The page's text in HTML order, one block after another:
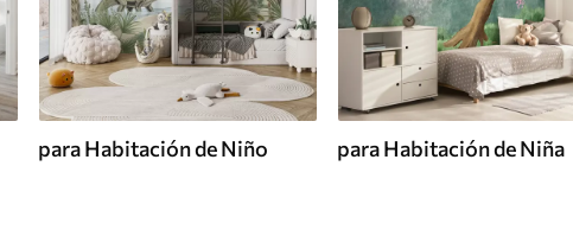
para Habitación de Niño para Habitación de Niña